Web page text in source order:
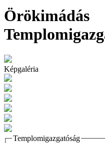
Örökimádás
Képgaléria
Templomigazgatóság